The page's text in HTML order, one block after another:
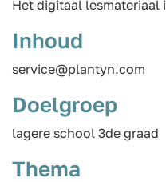
Het digitaal lesmateriaal
Inhoud
service@plantyn.com
Doelgroep
lagere school 3de graad
Thema